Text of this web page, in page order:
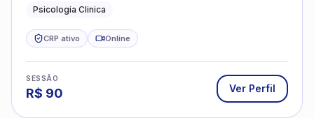
Psicologia Clinica
CRP ativo Online
SESSÃO
R$ 90 Ver Perfil